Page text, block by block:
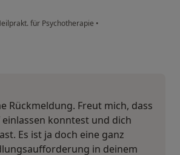
für Psychotherapie •
Rückmeldung. Freut mich, dass
konntest und dich
Es ist ja doch eine ganz
in deinem